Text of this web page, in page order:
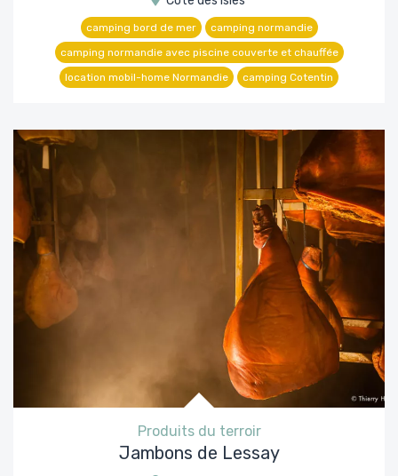
camping bord de mer
camping normandie
camping normandie avec piscine couverte et chauffée
location mobil-home Normandie
camping Cotentin
Produits du terroir
Jambons de Lessay